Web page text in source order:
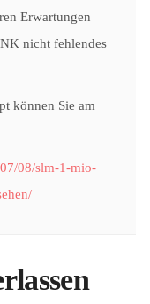
Erwartungen
nicht fehlendes
können Sie am
08/slm-1-mio-